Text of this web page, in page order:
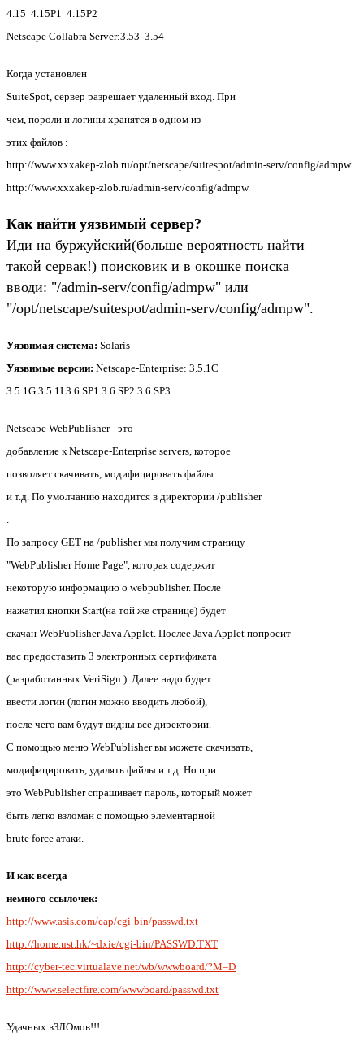
4.15 4.15P1 4.15P2
Netscape Collabra Server:3.53 3.54
Когда установлен
SuiteSpot, сервер разрешает удаленный вход. При
чем, пороли и логины хранятся в одном из
этих файлов :
http://www.xxxakep-zlob.ru/opt/netscape/suitespot/admin-serv/config/admpw
http://www.xxxakep-zlob.ru/admin-serv/config/admpw
Как найти уязвимый сервер?
Иди на буржуйский(больше вероятность найти
такой сервак!) поисковик и в окошке поиска
вводи: "/admin-serv/config/admpw" или
"/opt/netscape/suitespot/admin-serv/config/admpw".
Уязвимая система: Solaris
Уязвимые версии: Netscape-Enterprise: 3.5.1C
3.5.1G 3.5 1I 3.6 SP1 3.6 SP2 3.6 SP3
Netscape WebPublisher - это
добавление к Netscape-Enterprise servers, которое
позволяет скачивать, модифицировать файлы
и т.д. По умолчанию находится в директории /publisher
По запросу GET на /publisher мы получим страницу
"WebPublisher Home Page", которая содержит
некоторую информацию о webpublisher. После
нажатия кнопки Start(на той же странице) будет
скачан WebPublisher Java Applet. Послеe Java Applet попросит
вас предоставить 3 электронных сертификата
(разработанных VeriSign ). Далее надо будет
ввести логин (логин можно вводить любой),
после чего вам будут видны все директории.
С помощью меню WebPublisher вы можете скачивать,
модифицировать, удалять файлы и т.д. Но при
это WebPublisher спрашивает пароль, который может
быть легко взломан с помощью элементарной
brute force атаки.
И как всегда
немного ссылочек:
http://www.asis.com/cap/cgi-bin/passwd.txt
http://home.ust.hk/~dxie/cgi-bin/PASSWD.TXT
http://cyber-tec.virtualave.net/wb/wwwboard/?M=D
http://www.selectfire.com/wwwboard/passwd.txt
Удачных вЗЛОмов!!!